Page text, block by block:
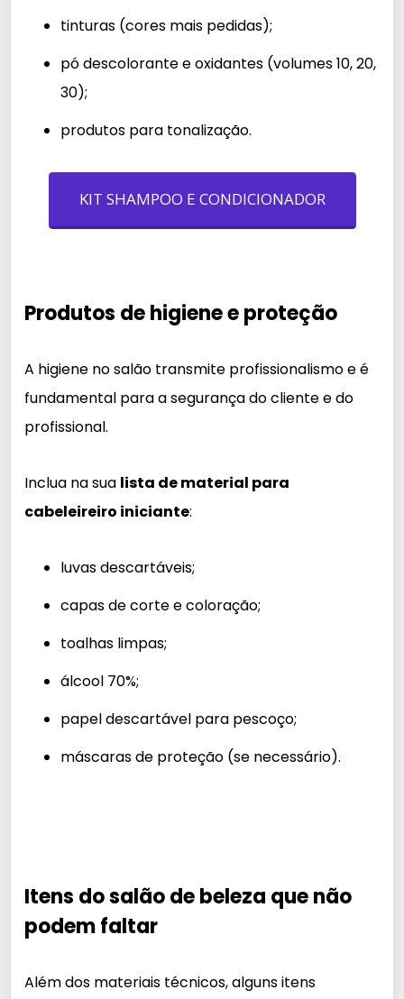
tinturas (cores mais pedidas);
pó descolorante e oxidantes (volumes 10, 20,
30);
produtos para tonalização.
KIT SHAMPOO E CONDICIONADOR
Produtos de higiene e proteção
A higiene no salão transmite profissionalismo e é
fundamental para a segurança do cliente e do
profissional.
Inclua na sua lista de material para
cabeleireiro iniciante:
luvas descartáveis;
capas de corte e coloração;
toalhas limpas;
álcool 70%;
papel descartável para pescoço;
máscaras de proteção (se necessário).
Itens do salão de beleza que não
podem faltar
Além dos materiais técnicos, alguns itens